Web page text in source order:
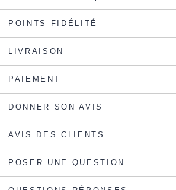
POINTS FIDÉLITÉ
LIVRAISON
PAIEMENT
DONNER SON AVIS
AVIS DES CLIENTS
POSER UNE QUESTION